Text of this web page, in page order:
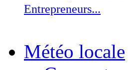
Entrepreneurs...
Météo locale